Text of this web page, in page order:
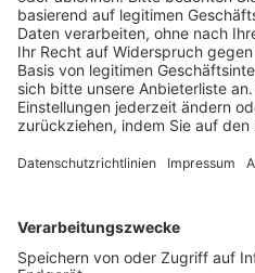
BFV-Geschäftsstellen
Trainerbörse
Login SpielPlus
FOLGE DEM BFV